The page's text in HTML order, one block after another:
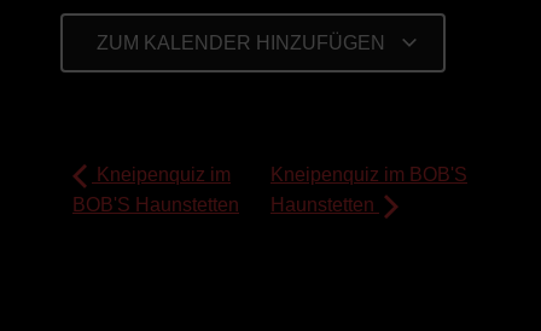
ZUM KALENDER HINZUFÜGEN
Kneipenquiz im
BOB'S Haunstetten
Kneipenquiz im BOB'S
Haunstetten